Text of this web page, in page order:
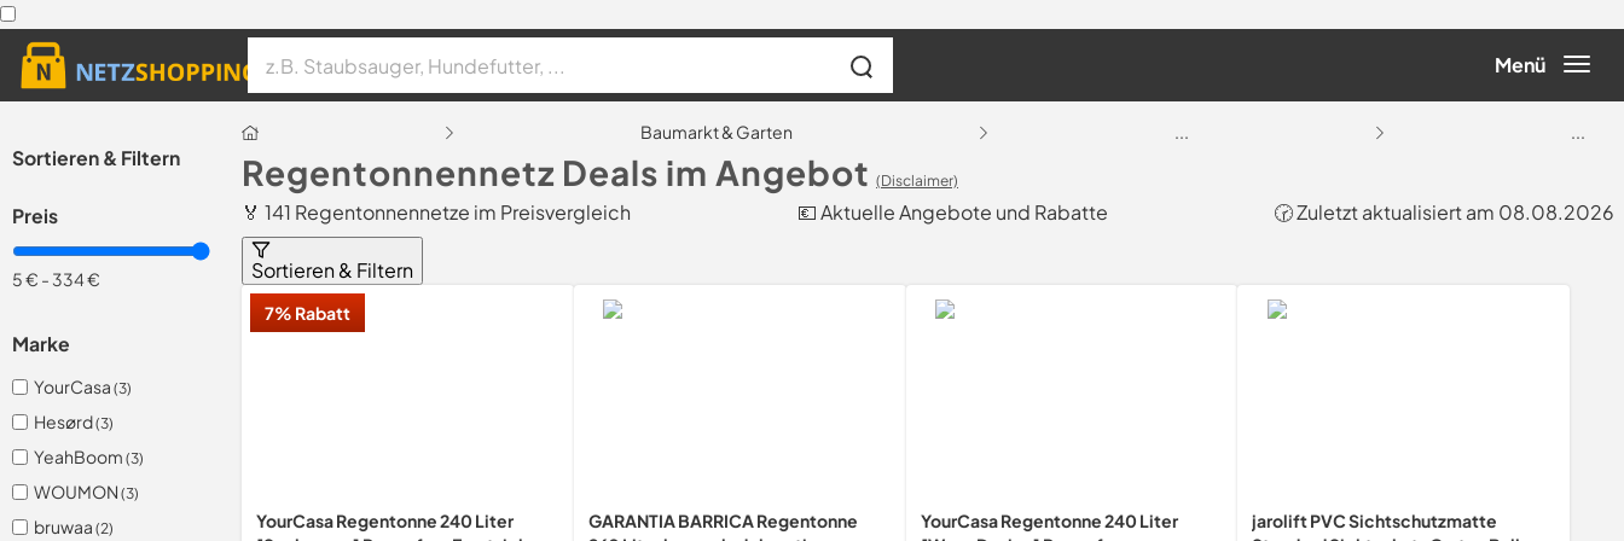
Menü
Sortieren & Filtern
Preis
5 € - 334 €
Marke
YourCasa (3)
Hesørd(3)
YeahBoom (3)
WOUMON (3)
bruwaa (2)
Baumarkt & Garten ... ...
Regentonnennetz Deals im Angebot (Disclaimer)
🏅 141 Regentonnennetze im Preisvergleich 💶 Aktuelle Angebote und Rabatte 🕝 Zuletzt aktualisiert am 08.08.2026
Sortieren & Filtern
7% Rabatt
YourCasa Regentonne 240 Liter
GARANTIA BARRICA Regentonne
YourCasa Regentonne 240 Liter
jarolift PVC Sichtschutzmatte